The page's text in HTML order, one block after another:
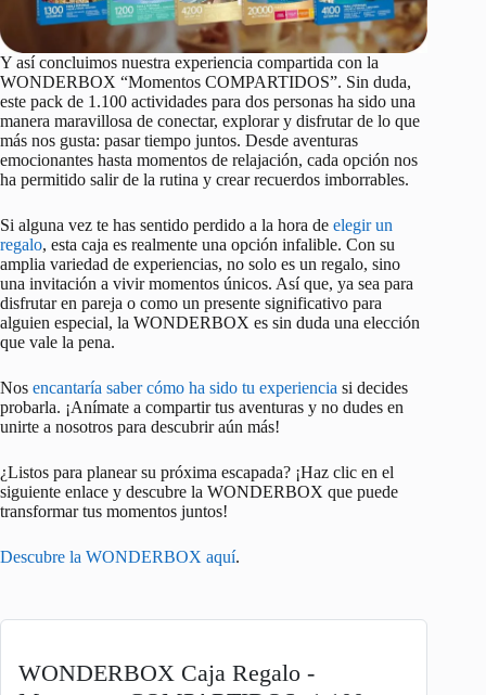
Y así concluimos nuestra experiencia compartida con la
WONDERBOX “Momentos COMPARTIDOS”. Sin duda,
este pack de 1.100 actividades para dos personas ha sido una
manera maravillosa de conectar, explorar y disfrutar de lo que
más nos gusta: pasar tiempo juntos. Desde aventuras
emocionantes hasta momentos de relajación, cada opción nos
ha permitido salir de la rutina y crear recuerdos imborrables.
Si alguna vez te has sentido perdido a la hora de elegir un
regalo, esta caja es realmente una opción infalible. Con su
amplia variedad de experiencias, no solo es un regalo, sino
una invitación a vivir momentos únicos. Así que, ya sea para
disfrutar en pareja o como un presente significativo para
alguien especial, la WONDERBOX es sin duda una elección
que vale la pena.
Nos encantaría saber cómo ha sido tu experiencia si decides
probarla. ¡Anímate a compartir tus aventuras y no dudes en
unirte a nosotros para descubrir aún más!
¿Listos para planear su próxima escapada? ¡Haz clic en el
siguiente enlace y descubre la WONDERBOX que puede
transformar tus momentos juntos!
Descubre la WONDERBOX aquí.
WONDERBOX Caja Regalo -